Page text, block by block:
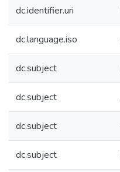
dc.identifier.uri
dc.language.iso
dc.subject
dc.subject
dc.subject
dc.subject